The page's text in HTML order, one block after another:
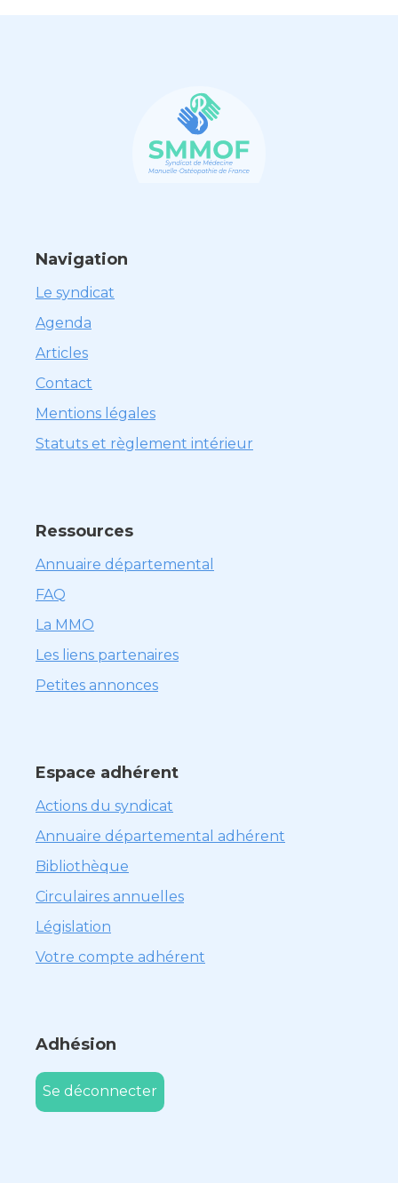
Navigation
Le syndicat
Agenda
Articles
Contact
Mentions légales
Statuts et règlement intérieur
Ressources
Annuaire départemental
FAQ
La MMO
Les liens partenaires
Petites annonces
Espace adhérent
Actions du syndicat
Annuaire départemental adhérent
Bibliothèque
Circulaires annuelles
Législation
Votre compte adhérent
Adhésion
Se déconnecter